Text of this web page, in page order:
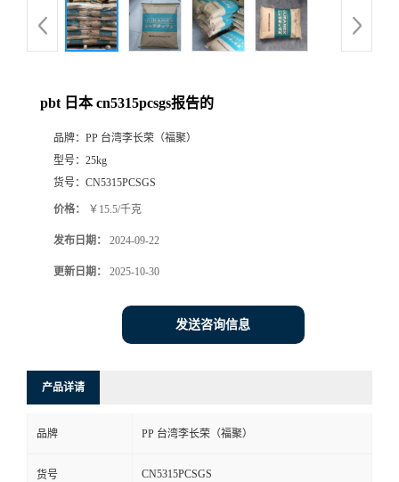
pbt 日本 cn5315pcsgs报告的
品牌： PP 台湾李长荣（福聚）
型号： 25kg
货号： CN5315PCSGS
价格： ￥15.5/千克
发布日期： 2024-09-22
更新日期： 2025-10-30
发送咨询信息
产品详请
品牌 PP 台湾李长荣（福聚）
货号 CN5315PCSGS